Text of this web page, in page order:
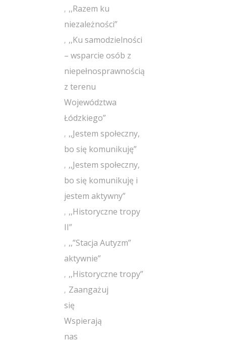
,,Razem ku
niezależności”
,,Ku samodzielności
– wsparcie osób z
niepełnosprawnością
z terenu
Województwa
Łódzkiego”
,,Jestem społeczny,
bo się komunikuję”
,,Jestem społeczny,
bo się komunikuję i
jestem aktywny”
,,Historyczne tropy
II”
,,”Stacja Autyzm”
aktywnie”
,,Historyczne tropy”
Zaangażuj
się
Wspierają
nas